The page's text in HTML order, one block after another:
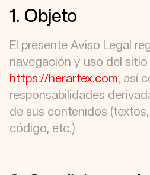
1. Objeto
El presente Aviso Legal
navegación y uso del
https://herartex.com, así
responsabilidades
de sus contenidos
código, etc.).